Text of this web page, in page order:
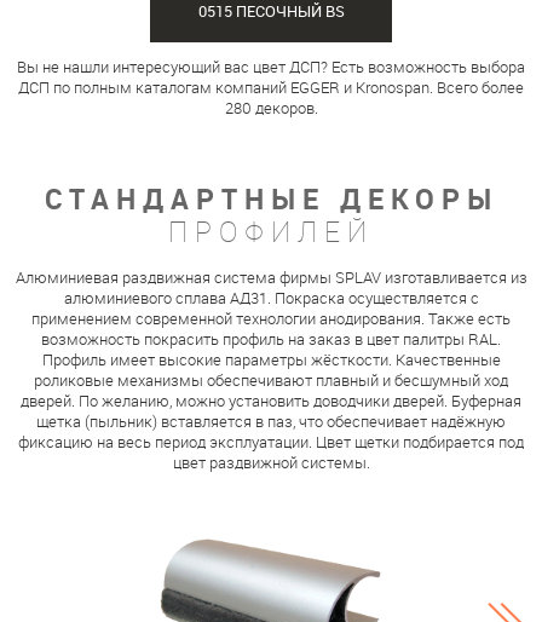
0515 ПЕСОЧНЫЙ BS
Вы не нашли интересующий вас цвет ДСП? Есть возможность выбора
ДСП по полным каталогам компаний EGGER и Kronospan. Всего более
280 декоров.
СТАНДАРТНЫЕ ДЕКОРЫ
ПРОФИЛЕЙ
Алюминиевая раздвижная система фирмы SPLAV изготавливается из
алюминиевого сплава АД31. Покраска осуществляется с
применением современной технологии анодирования. Также есть
возможность покрасить профиль на заказ в цвет палитры RAL.
Профиль имеет высокие параметры жёсткости. Качественные
роликовые механизмы обеспечивают плавный и бесшумный ход
дверей. По желанию, можно установить доводчики дверей. Буферная
щетка (пыльник) вставляется в паз, что обеспечивает надёжную
фиксацию на весь период эксплуатации. Цвет щетки подбирается под
цвет раздвижной системы.